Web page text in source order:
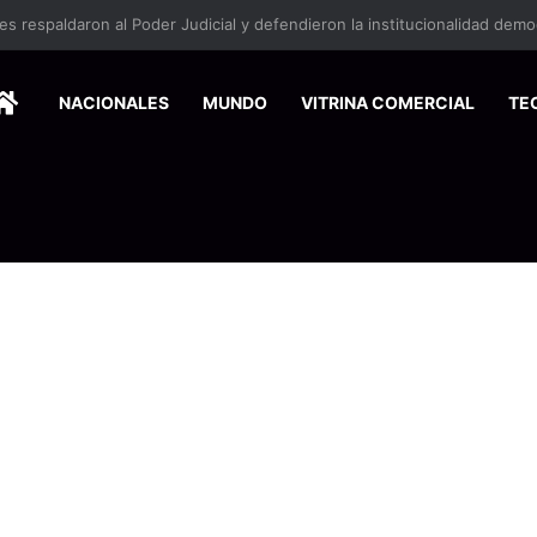
HOMENACIONALES MUNDO VITRINA COMERCIAL